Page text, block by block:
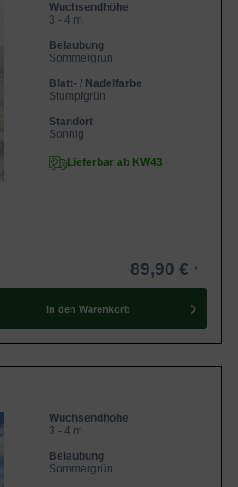
Wuchsendhöhe
3 - 4 m
Belaubung
Sommergrün
Blatt- / Nadelfarbe
Stumpfgrün
Standort
Sonnig
Lieferbar ab KW43
89,90 €
In den Warenkorb
Wuchsendhöhe
3 - 4 m
Belaubung
Sommergrün